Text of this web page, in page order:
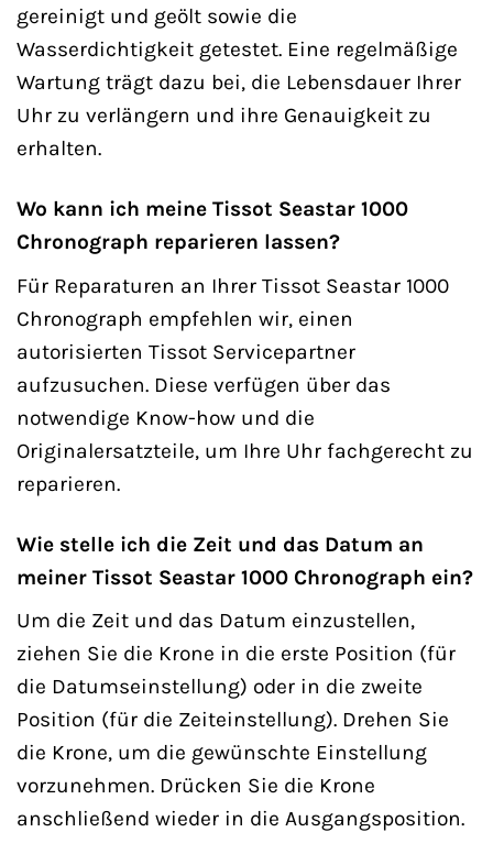
gereinigt und geölt sowie die
Wasserdichtigkeit getestet. Eine regelmäßige
Wartung trägt dazu bei, die Lebensdauer Ihrer
Uhr zu verlängern und ihre Genauigkeit zu
erhalten.
Wo kann ich meine Tissot Seastar 1000
Chronograph reparieren lassen?
Für Reparaturen an Ihrer Tissot Seastar 1000
Chronograph empfehlen wir, einen
autorisierten Tissot Servicepartner
aufzusuchen. Diese verfügen über das
notwendige Know-how und die
Originalersatzteile, um Ihre Uhr fachgerecht zu
reparieren.
Wie stelle ich die Zeit und das Datum an
meiner Tissot Seastar 1000 Chronograph ein?
Um die Zeit und das Datum einzustellen,
ziehen Sie die Krone in die erste Position (für
die Datumseinstellung) oder in die zweite
Position (für die Zeiteinstellung). Drehen Sie
die Krone, um die gewünschte Einstellung
vorzunehmen. Drücken Sie die Krone
anschließend wieder in die Ausgangsposition.